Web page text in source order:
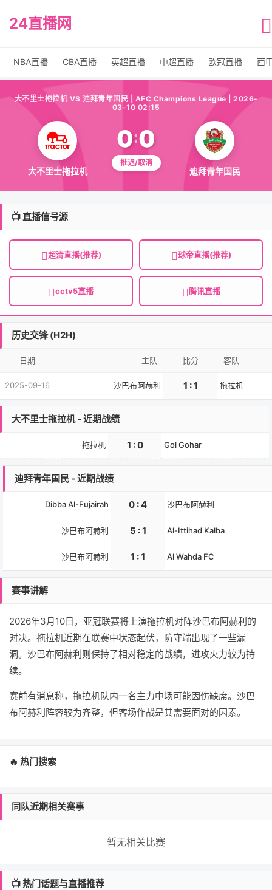
24直播网
NBA直播 CBA直播 英超直播 中超直播 欧冠直播 西
大不里士拖拉机 VS 迪拜青年国民 | AFC Champions League | 2026-
03-10 02:15
大不里士拖拉机
0:0
推迟/取消
迪拜青年国民
📺 直播信号源
超清直播(推荐) 球帝直播(推荐)
cctv5直播 腾讯直播
历史交锋 (H2H)
日期 主队 比分 客队
2025-09-16 沙巴布阿赫利 1 : 1 拖拉机
大不里士拖拉机 - 近期战绩
拖拉机 1 : 0 Gol Gohar
迪拜青年国民 - 近期战绩
Dibba Al-Fujairah 0 : 4 沙巴布阿赫利
沙巴布阿赫利 5 : 1 Al-Ittihad Kalba
沙巴布阿赫利 1 : 1 Al Wahda FC
赛事讲解
2026年3月10日，亚冠联赛将上演拖拉机对阵沙巴布阿赫利的
对决。拖拉机近期在联赛中状态起伏，防守端出现了一些漏
洞。沙巴布阿赫利则保持了相对稳定的战绩，进攻火力较为持
续。
赛前有消息称，拖拉机队内一名主力中场可能因伤缺席。沙巴
布阿赫利阵容较为齐整，但客场作战是其需要面对的因素。
🔥 热门搜索
同队近期相关赛事
暂无相关比赛
📺 热门话题与直播推荐